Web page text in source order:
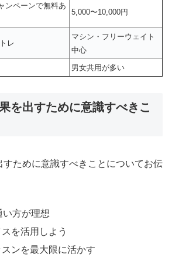
ンペーンで無料あ
5,000〜10,000円
レ
マシン・フリーウェイト
中心
男女共用が多い
を出すために意識すべきこ
すために意識すべきことについてお伝
方が理想
を活用しよう
ンを最大限に活かす